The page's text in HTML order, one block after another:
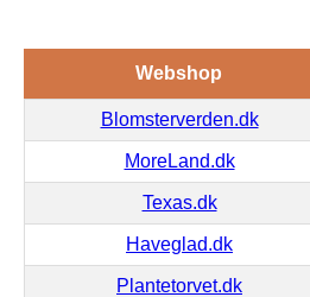
Webshop
Blomsterverden.dk
MoreLand.dk
Texas.dk
Haveglad.dk
Plantetorvet.dk